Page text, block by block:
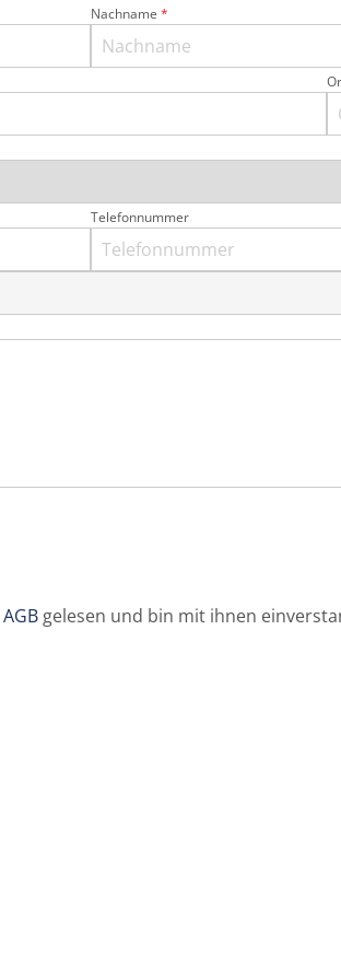
Nachname *
Telefonnummer
AGB gelesen und bin mit ihnen